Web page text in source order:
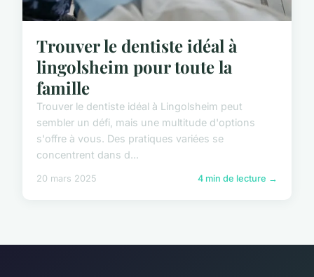
Trouver le dentiste idéal à
lingolsheim pour toute la
famille
Trouver le dentiste idéal à Lingolsheim peut
sembler un défi, mais une multitude d'options
s'offre à vous. Des pratiques variées se
concentrent dans d...
20 mars 2025 4 min de lecture →